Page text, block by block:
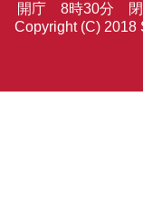
開庁 8時30分 閉
Copyright (C) 2018